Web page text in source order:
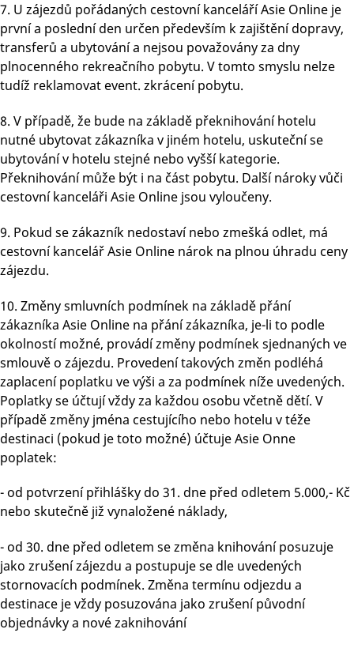
7. U zájezdů pořádaných cestovní kanceláří Asie Online je
první a poslední den určen především k zajištění dopravy,
transferů a ubytování a nejsou považovány za dny
plnocenného rekreačního pobytu. V tomto smyslu nelze
tudíž reklamovat event. zkrácení pobytu.
8. V případě, že bude na základě překnihování hotelu
nutné ubytovat zákazníka v jiném hotelu, uskuteční se
ubytování v hotelu stejné nebo vyšší kategorie.
Překnihování může být i na část pobytu. Další nároky vůči
cestovní kanceláři Asie Online jsou vyloučeny.
9. Pokud se zákazník nedostaví nebo zmešká odlet, má
cestovní kancelář Asie Online nárok na plnou úhradu ceny
zájezdu.
10. Změny smluvních podmínek na základě přání
zákazníka Asie Online na přání zákazníka, je-li to podle
okolností možné, provádí změny podmínek sjednaných ve
smlouvě o zájezdu. Provedení takových změn podléhá
zaplacení poplatku ve výši a za podmínek níže uvedených.
Poplatky se účtují vždy za každou osobu včetně dětí. V
případě změny jména cestujícího nebo hotelu v téže
destinaci (pokud je toto možné) účtuje Asie Onne
poplatek:
- od potvrzení přihlášky do 31. dne před odletem 5.000,- Kč
nebo skutečně již vynaložené náklady,
- od 30. dne před odletem se změna knihování posuzuje
jako zrušení zájezdu a postupuje se dle uvedených
stornovacích podmínek. Změna termínu odjezdu a
destinace je vždy posuzována jako zrušení původní
objednávky a nové zaknihování